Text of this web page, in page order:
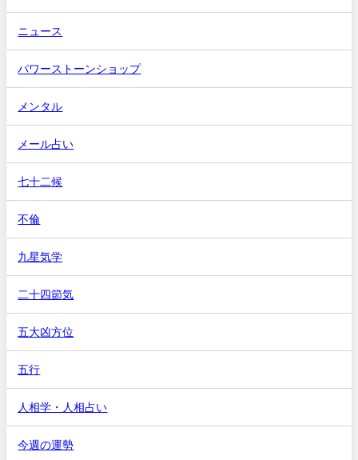
ニュース
パワーストーンショップ
メンタル
メール占い
七十二候
不倫
九星気学
二十四節気
五大凶方位
五行
人相学・人相占い
今週の運勢